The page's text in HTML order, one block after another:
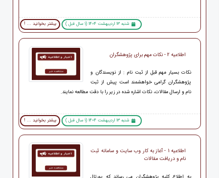
شنبه 13 اردیبهشت 1404 (1 سال قبل ) بیشتر بخوانید ... !
اطلاعیه 2 - نکات مهم برای پژوهشگران
نکات بسیار مهم قبل از ثبت نام : از نویسندگان و
پژوهشگران گرامی خواهشمند است پیش از ثبت
نام و ارسال مقالات، نکات اشاره شده در زیر را با دقت مطالعه نمایند.
شنبه 13 اردیبهشت 1404 (1 سال قبل ) بیشتر بخوانید ... !
اطلاعیه 1 - آغاز به کار وب سایت و سامانه ثبت
نام و دریافت مقالات